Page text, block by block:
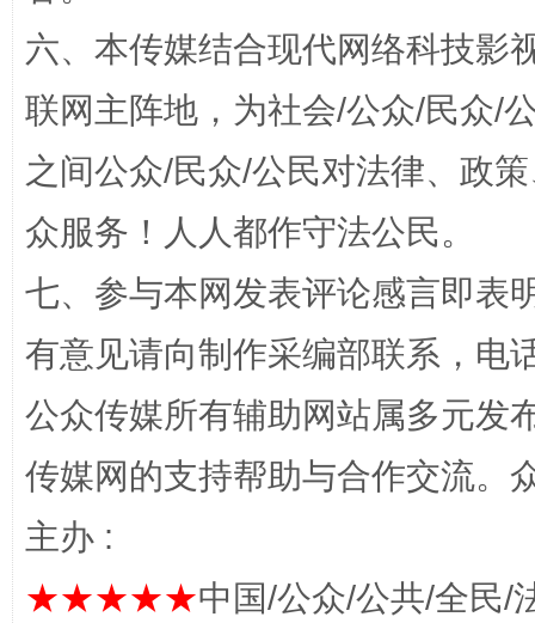
“蜀中异人”王建安的艺术幻境
六、本传媒结合现代网络科技影
联网主阵地，为社会/公众/民众/
之间公众/民众/公民对法律、政
众服务！人人都作守法公民。
七、参与本网发表评论感言即表
有意见请向制作采编部联系，电
公众传媒所有辅助网站属多元发
传媒网的支持帮助与合作交流。
主办 :
★★★★★中国/公众/公共/全民/